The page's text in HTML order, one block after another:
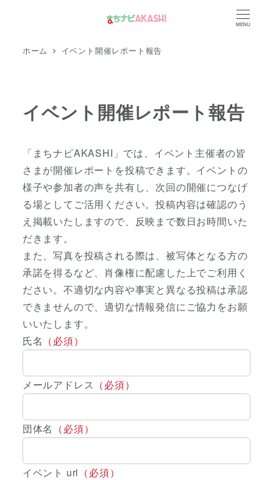
MENU
ホーム イベント開催レポート報告
イベント開催レポート報告
「まちナビAKASHI」では、イベント主催者の皆
さまが開催レポートを投稿できます。イベントの
様子や参加者の声を共有し、次回の開催につなげ
る場としてご活用ください。投稿内容は確認のう
え掲載いたしますので、反映まで数日お時間いた
だきます。
また、写真を投稿される際は、被写体となる方の
承諾を得るなど、肖像権に配慮した上でご利用く
ださい。不適切な内容や事実と異なる投稿は承認
できませんので、適切な情報発信にご協力をお願
いいたします。
氏名 （必須）
メールアドレス （必須）
団体名 （必須）
イベント url （必須）